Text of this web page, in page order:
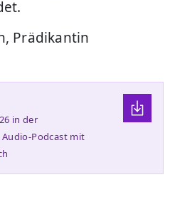
Prädikantin
in der
Podcast mit